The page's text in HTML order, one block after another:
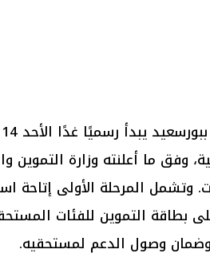
3 أشهر متتالية، وفق ما أعلنته وزارة التموين
وتشمل المرحلة الأولى إتاحة
بطاقة التموين للفئات
وصول الدعم لمستحقيه.